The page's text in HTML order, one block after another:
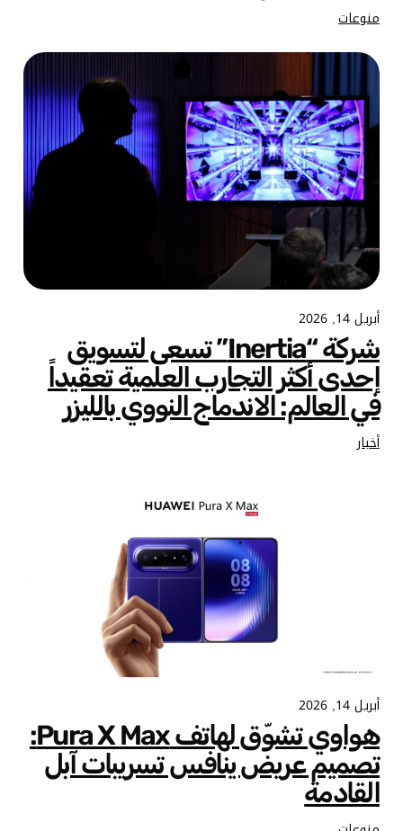
منوعات
أبريل 14, 2026
شركة “Inertia” تسعى لتسويق
إحدى أكثر التجارب العلمية تعقيداً
في العالم: الاندماج النووي بالليزر
أخبار
أبريل 14, 2026
هواوي تشوّق لهاتف Pura X Max:
تصميم عريض ينافس تسريبات آبل
القادمة